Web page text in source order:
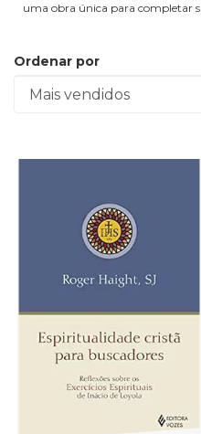
uma obra única para completar
Ordenar por